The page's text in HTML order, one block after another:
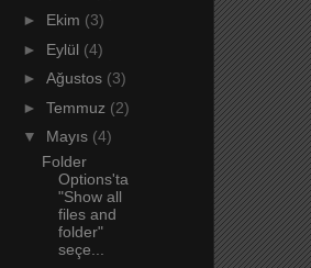
► Ekim (3)
► Eylül (4)
► Ağustos (3)
► Temmuz (2)
▼ Mayıs (4)
Folder
Options'ta
"Show all
files and
folder"
seçe...